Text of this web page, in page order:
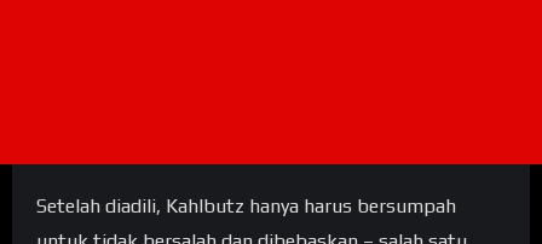
Setelah diadili, Kahlbutz hanya harus bersumpah